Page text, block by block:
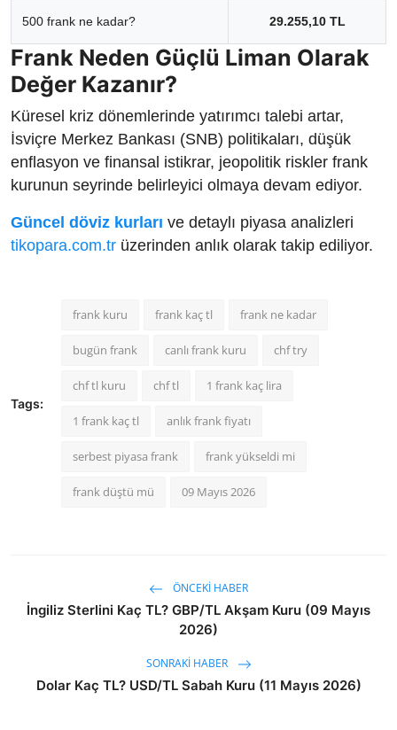
500 frank ne kadar? 29.255,10 TL
Frank Neden Güçlü Liman Olarak
Değer Kazanır?
Küresel kriz dönemlerinde yatırımcı talebi artar,
İsviçre Merkez Bankası (SNB) politikaları, düşük
enflasyon ve finansal istikrar, jeopolitik riskler frank
kurunun seyrinde belirleyici olmaya devam ediyor.
Güncel döviz kurları ve detaylı piyasa analizleri
tikopara.com.tr üzerinden anlık olarak takip ediliyor.
Tags:
frank kuru frank kaç tl frank ne kadar
bugün frank canlı frank kuru chf try
chf tl kuru chf tl 1 frank kaç lira
1 frank kaç tl anlık frank fiyatı
serbest piyasa frank frank yükseldi mi
frank düştü mü 09 Mayıs 2026
ÖNCEKI HABER
İngiliz Sterlini Kaç TL? GBP/TL Akşam Kuru (09 Mayıs
2026)
SONRAKI HABER
Dolar Kaç TL? USD/TL Sabah Kuru (11 Mayıs 2026)